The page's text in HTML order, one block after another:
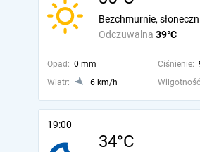
Odczuwalna 39°C
Bezchmurnie,
Opad: 0 mm Ciśnienie:
Wiatr:
6 km/h
19:00
34°C